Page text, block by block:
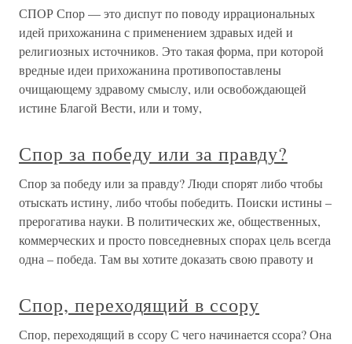
СПОР Спор — это диспут по поводу иррациональных
идей прихожанина с применением здравых идей и
религиозных источников. Это такая форма, при которой
вредные идеи прихожанина противопоставлены
очищающему здравому смыслу, или освобождающей
истине Благой Вести, или и тому,
Спор за победу или за правду?
Спор за победу или за правду? Люди спорят либо чтобы
отыскать истину, либо чтобы победить. Поиски истины –
прерогатива науки. В политических же, общественных,
коммерческих и просто повседневных спорах цель всегда
одна – победа. Там вы хотите доказать свою правоту и
Спор, переходящий в ссору
Спор, переходящий в ссору С чего начинается ссора? Она